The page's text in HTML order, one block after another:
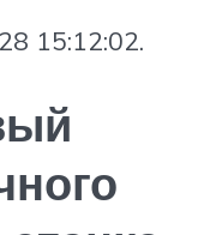
15:12:02.